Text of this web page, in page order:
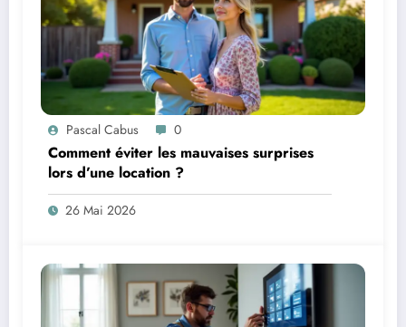
Pascal Cabus 0
Comment éviter les mauvaises surprises
lors d’une location ?
26 Mai 2026